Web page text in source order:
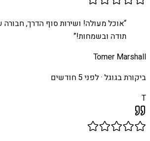
“אוכל מעולה! ושירות סוף הדרך,
תודה ובשמחות!”
Tomer Marshall
ביקורת בגוגל ·לפני 5 חודשים
T